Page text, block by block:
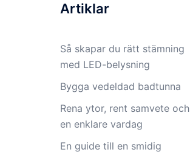
Artiklar
Så skapar du rätt stämning
med LED-belysning
Bygga vedeldad badtunna
Rena ytor, rent samvete och
en enklare vardag
En guide till en smidig